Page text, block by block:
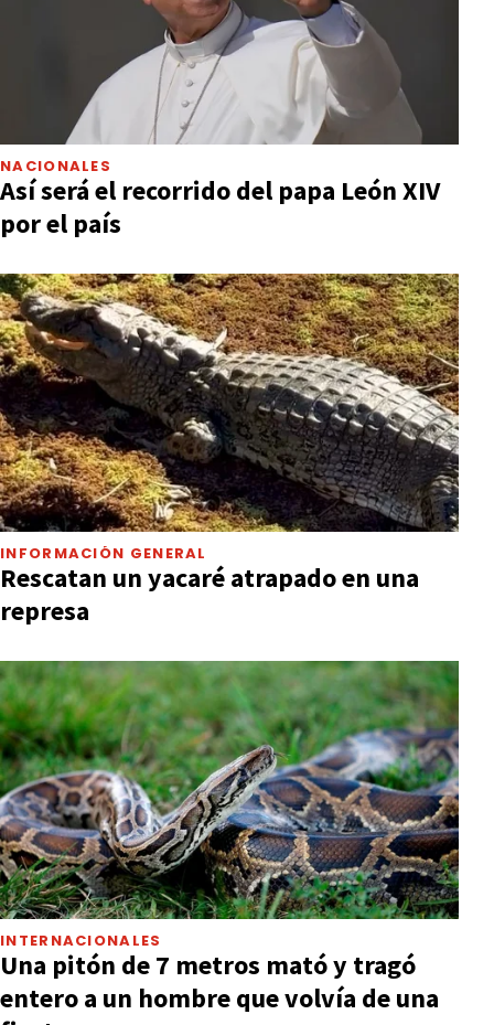
NACIONALES
Así será el recorrido del papa León XIV
por el país
INFORMACIÓN GENERAL
Rescatan un yacaré atrapado en una
represa
INTERNACIONALES
Una pitón de 7 metros mató y tragó
entero a un hombre que volvía de una